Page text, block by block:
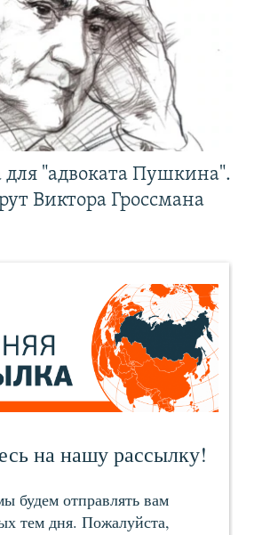
для "адвоката Пушкина".
Виктора Гроссмана